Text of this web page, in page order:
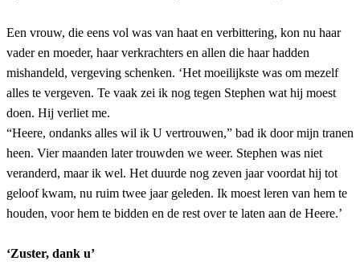
Een vrouw, die eens vol was van haat en verbittering, kon nu haar
vader en moeder, haar verkrachters en allen die haar hadden
mishandeld, vergeving schenken. ‘Het moeilijkste was om mezelf
alles te vergeven. Te vaak zei ik nog tegen Stephen wat hij moest
doen. Hij verliet me.
“Heere, ondanks alles wil ik U vertrouwen,” bad ik door mijn tranen
heen. Vier maanden later trouwden we weer. Stephen was niet
veranderd, maar ik wel. Het duurde nog zeven jaar voordat hij tot
geloof kwam, nu ruim twee jaar geleden. Ik moest leren van hem te
houden, voor hem te bidden en de rest over te laten aan de Heere.’
‘Zuster, dank u’